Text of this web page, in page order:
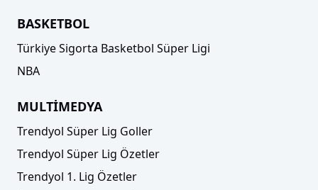
BASKETBOL
Türkiye Sigorta Basketbol Süper Ligi
NBA
MULTİMEDYA
Trendyol Süper Lig Goller
Trendyol Süper Lig Özetler
Trendyol 1. Lig Özetler